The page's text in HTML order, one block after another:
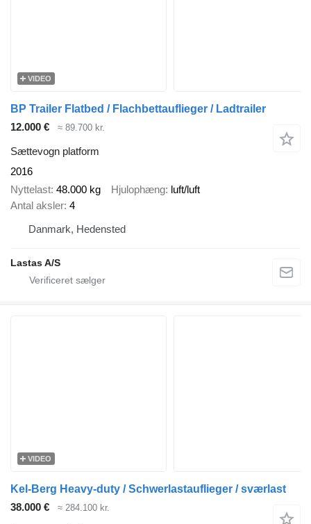
VIDEO
BP Trailer Flatbed / Flachbettauflieger / Ladtrailer
12.000 €
≈ 89.700 kr.
Sættevogn platform
2016
Nyttelast 48.000 kg Hjulophæng luft/luft
Antal aksler 4
Danmark, Hedensted
Lastas A/S
VIDEO
Kel-Berg Heavy-duty / Schwerlastauflieger / sværlast
38.000 €
≈ 284.100 kr.